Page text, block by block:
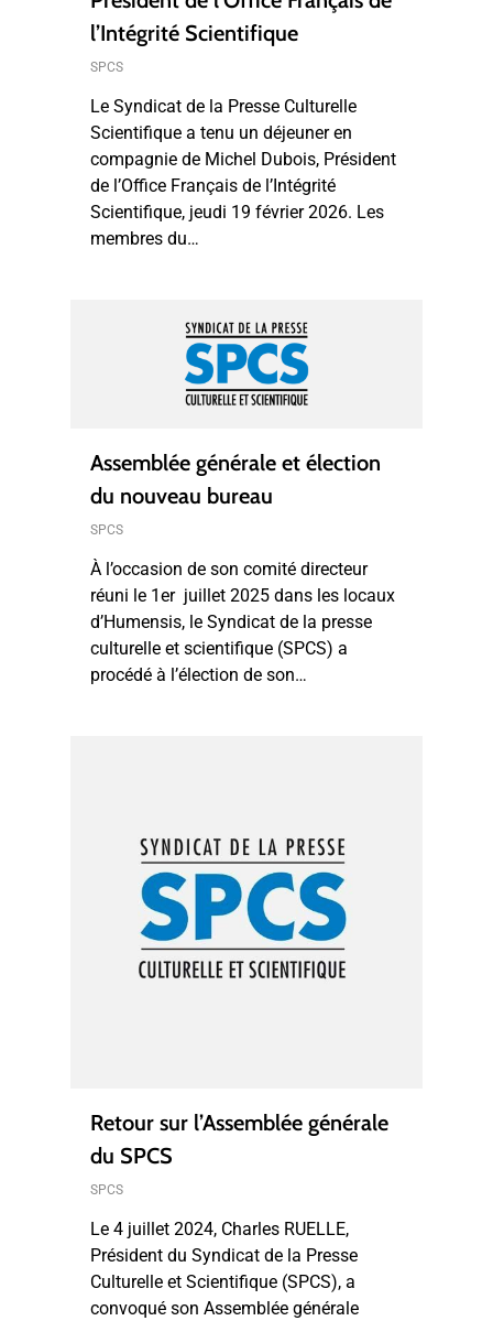
l’Intégrité Scientifique
SPCS
Le Syndicat de la Presse Culturelle
Scientifique a tenu un déjeuner en
compagnie de Michel Dubois, Président
de l’Office Français de l’Intégrité
Scientifique, jeudi 19 février 2026. Les
membres du…
Assemblée générale et élection
du nouveau bureau
SPCS
À l’occasion de son comité directeur
réuni le 1er juillet 2025 dans les locaux
d’Humensis, le Syndicat de la presse
culturelle et scientifique (SPCS) a
procédé à l’élection de son…
Retour sur l’Assemblée générale
du SPCS
SPCS
Le 4 juillet 2024, Charles RUELLE,
Président du Syndicat de la Presse
Culturelle et Scientifique (SPCS), a
convoqué son Assemblée générale